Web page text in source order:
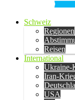
Schweiz
Regionen
Reisen
International
Ukraine-
Iran-
USA